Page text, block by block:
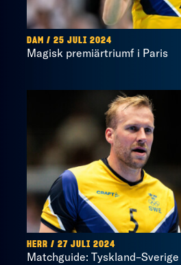
DAM / 25 JULI 2024
Magisk premiärtriumf i Paris
HERR / 27 JULI 2024
Matchguide: Tyskland–Sverige